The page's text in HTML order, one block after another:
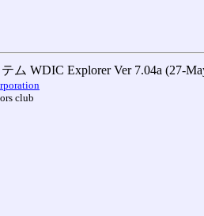
ム WDIC Explorer Ver 7.04a (27-
club